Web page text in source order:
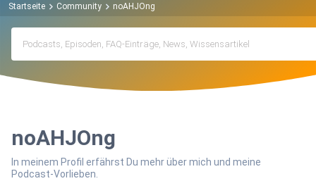
Startseite Community noAHJOng
noAHJOng
In meinem Profil erfährst Du mehr über mich und meine
Podcast-Vorlieben.